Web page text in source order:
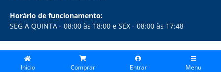
Horário de funcionamento:
SEG A QUINTA - 08:00 às 18:00 e SEX - 08:00 às 17:48
COPYRIGHT 2026 - COFEMA ATACADISTA LTDA - TODOS OS DIREITOS
RESERVADOS
Início Comprar Entrar Menu